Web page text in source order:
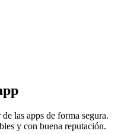
las apps de forma segura.
y con buena reputación.